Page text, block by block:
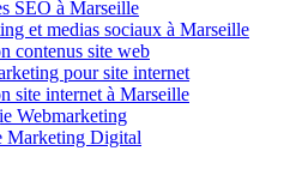
SEO à Marseille
et medias sociaux à Marseille
contenus site web
pour site internet
site internet à Marseille
Webmarketing
Marketing Digital